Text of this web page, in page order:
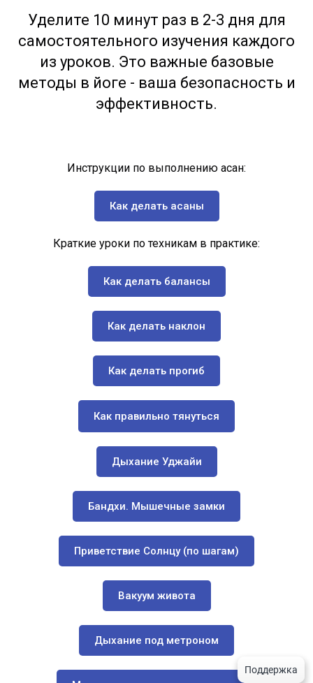
Уделите 10 минут раз в 2-3 дня для
самостоятельного изучения каждого
из уроков. Это важные базовые
методы в йоге - ваша безопасность и
эффективность.
Инструкции по выполнению асан:
Как делать асаны
Краткие уроки по техникам в практике:
Как делать балансы
Как делать наклон
Как делать прогиб
Как правильно тянуться
Дыхание Уджайи
Бандхи. Мышечные замки
Приветствие Солнцу (по шагам)
Вакуум живота
Дыхание под метроном